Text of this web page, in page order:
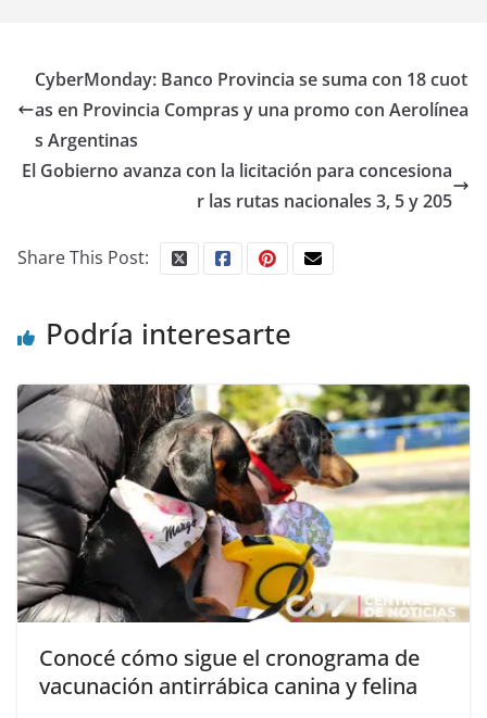
CyberMonday: Banco Provincia se suma con 18 cuot
as en Provincia Compras y una promo con Aerolínea
s Argentinas
El Gobierno avanza con la licitación para concesiona
r las rutas nacionales 3, 5 y 205
Share This Post:
Podría interesarte
Conocé cómo sigue el cronograma de
vacunación antirrábica canina y felina